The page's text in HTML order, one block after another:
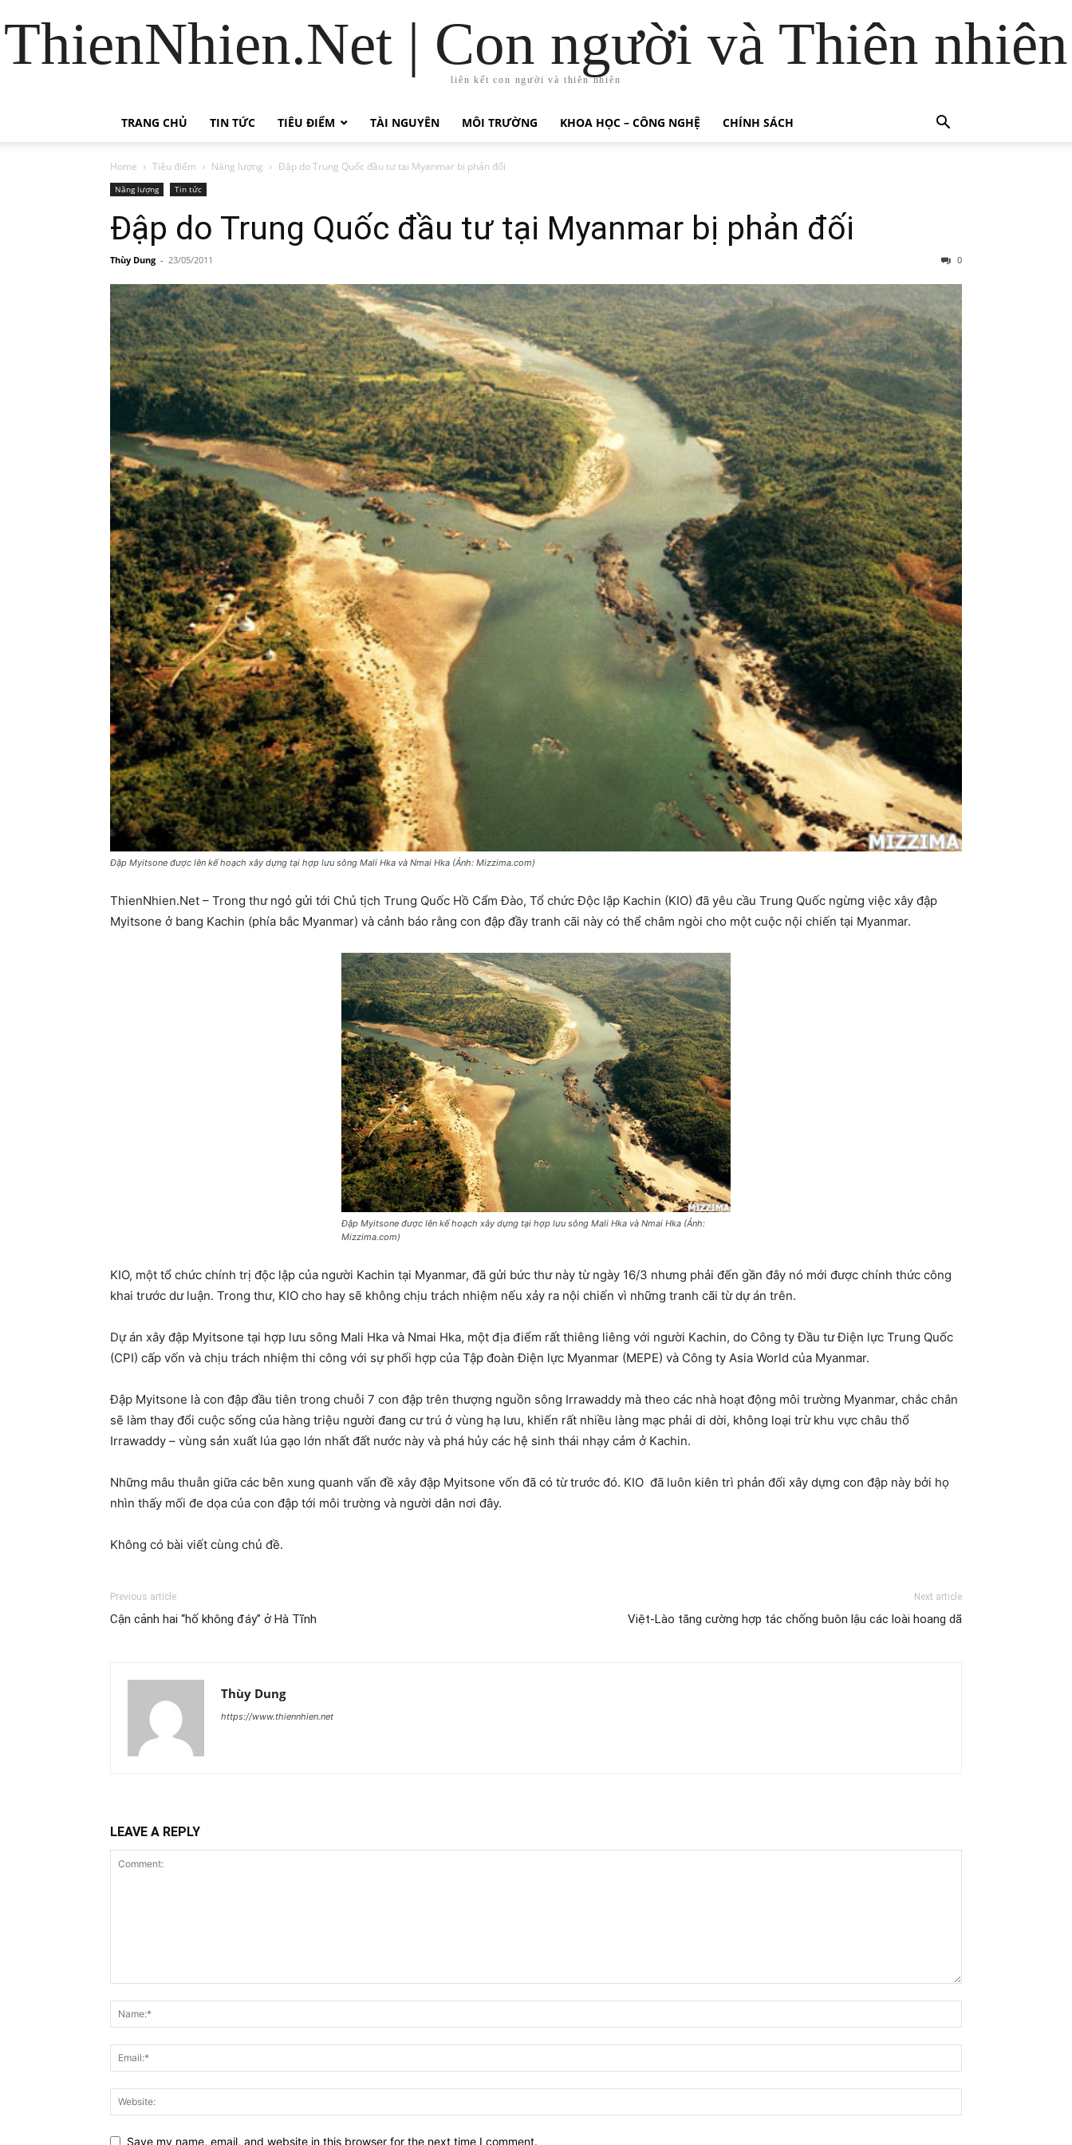
ThienNhien.Net | Con người và Thiên nhiên
liên kết con người và thiên nhiên
TRANG CHỦ TIN TỨC TIÊU ĐIỂM TÀI NGUYÊN MÔI TRƯỜNG KHOA HỌC – CÔNG NGHỆ CHÍNH SÁCH
Home Tiêu điểm Năng lượng Đập do Trung Quốc đầu tư tại Myanmar bị phản đối
Năng lượng Tin tức
Đập do Trung Quốc đầu tư tại Myanmar bị phản đối
Thùy Dung - 23/05/2011 0
Đập Myitsone được lên kế hoạch xây dựng tại hợp lưu sông Mali Hka và Nmai Hka (Ảnh: Mizzima.com)
ThienNhien.Net – Trong thư ngỏ gửi tới Chủ tịch Trung Quốc Hồ Cẩm Đào, Tổ chức Độc lập Kachin (KIO) đã yêu cầu Trung Quốc ngừng việc xây đập
Myitsone ở bang Kachin (phía bắc Myanmar) và cảnh báo rằng con đập đầy tranh cãi này có thể châm ngòi cho một cuộc nội chiến tại Myanmar.
Đập Myitsone được lên kế hoạch xây dựng tại hợp lưu sông Mali Hka và Nmai Hka (Ảnh:
Mizzima.com)
KIO, một tổ chức chính trị độc lập của người Kachin tại Myanmar, đã gửi bức thư này từ ngày 16/3 nhưng phải đến gần đây nó mới được chính thức công
khai trước dư luận. Trong thư, KIO cho hay sẽ không chịu trách nhiệm nếu xảy ra nội chiến vì những tranh cãi từ dự án trên.
Dự án xây đập Myitsone tại hợp lưu sông Mali Hka và Nmai Hka, một địa điểm rất thiêng liêng với người Kachin, do Công ty Đầu tư Điện lực Trung Quốc
(CPI) cấp vốn và chịu trách nhiệm thi công với sự phối hợp của Tập đoàn Điện lực Myanmar (MEPE) và Công ty Asia World của Myanmar.
Đập Myitsone là con đập đầu tiên trong chuỗi 7 con đập trên thượng nguồn sông Irrawaddy mà theo các nhà hoạt động môi trường Myanmar, chắc chắn
sẽ làm thay đổi cuộc sống của hàng triệu người đang cư trú ở vùng hạ lưu, khiến rất nhiều làng mạc phải di dời, không loại trừ khu vực châu thổ
Irrawaddy – vùng sản xuất lúa gạo lớn nhất đất nước này và phá hủy các hệ sinh thái nhạy cảm ở Kachin.
Những mâu thuẫn giữa các bên xung quanh vấn đề xây đập Myitsone vốn đã có từ trước đó. KIO đã luôn kiên trì phản đối xây dựng con đập này bởi họ
nhìn thấy mối đe dọa của con đập tới môi trường và người dân nơi đây.
Không có bài viết cùng chủ đề.
Previous article
Cận cảnh hai “hố không đáy” ở Hà Tĩnh
Next article
Việt-Lào tăng cường hợp tác chống buôn lậu các loài hoang dã
Thùy Dung
https://www.thiennhien.net
LEAVE A REPLY
Save my name, email, and website in this browser for the next time I comment.